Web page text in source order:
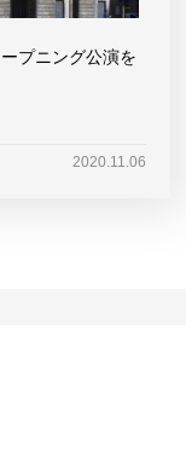
プニング公演を
2020.11.06